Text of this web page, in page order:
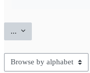
... Export entries
Browse the glossary using